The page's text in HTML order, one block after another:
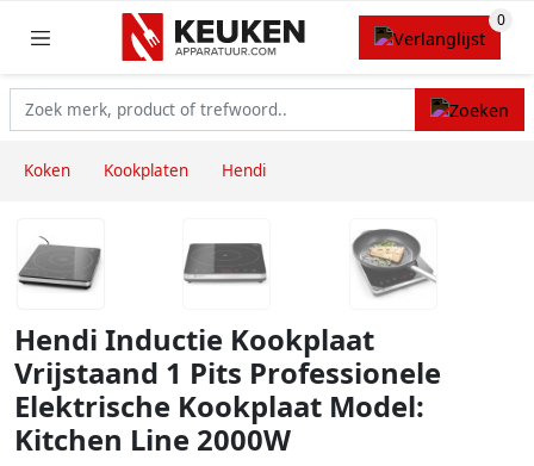
Koken Kookplaten Hendi
Hendi Inductie Kookplaat
Vrijstaand 1 Pits Professionele
Elektrische Kookplaat Model:
Kitchen Line 2000W